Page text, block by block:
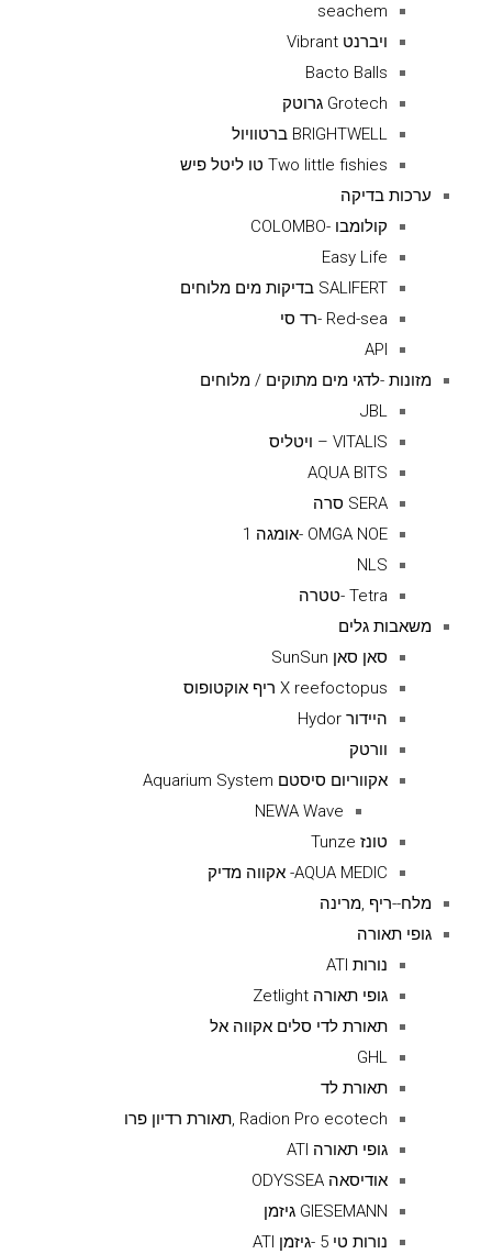
seachem
ויברנט Vibrant
Bacto Balls
Grotech גרוטק
BRIGHTWELL ברטוויול
Two little fishies טו ליטל פיש
ערכות בדיקה
קולומבו -COLOMBO
Easy Life
SALIFERT בדיקות מים מלוחים
Red-sea -רד סי
API
מזונות -לדגי מים מתוקים / מלוחים
JBL
VITALIS – ויטליס
AQUA BITS
SERA סרה
OMGA NOE -אומגה 1
NLS
Tetra -טטרה
משאבות גלים
סאן סאן SunSun
X reefoctopus ריף אוקטופוס
היידור Hydor
וורטק
אקווריום סיסטם Aquarium System
NEWA Wave
טונז Tunze
AQUA MEDIC- אקווה מדיק
מלח--ריף ,מרינה
גופי תאורה
נורות ATI
גופי תאורה Zetlight
תאורת לדי סלים אקווה אל
GHL
תאורת לד
Radion Pro ecotech ,תאורת רדיון פרו
גופי תאורה ATI
אודיסאה ODYSSEA
GIESEMANN גיזמן
נורות טי 5 -גיזמן ATI